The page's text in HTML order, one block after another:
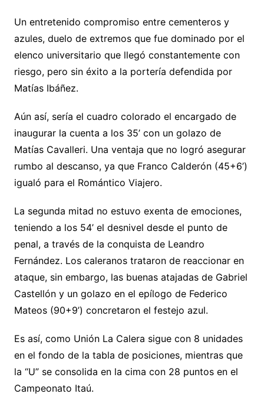
Un entretenido compromiso entre cementeros y
azules, duelo de extremos que fue dominado por el
elenco universitario que llegó constantemente con
riesgo, pero sin éxito a la portería defendida por
Matías Ibáñez.
Aún así, sería el cuadro colorado el encargado de
inaugurar la cuenta a los 35’ con un golazo de
Matías Cavalleri. Una ventaja que no logró asegurar
rumbo al descanso, ya que Franco Calderón (45+6’)
igualó para el Romántico Viajero.
La segunda mitad no estuvo exenta de emociones,
teniendo a los 54’ el desnivel desde el punto de
penal, a través de la conquista de Leandro
Fernández. Los caleranos trataron de reaccionar en
ataque, sin embargo, las buenas atajadas de Gabriel
Castellón y un golazo en el epílogo de Federico
Mateos (90+9’) concretaron el festejo azul.
Es así, como Unión La Calera sigue con 8 unidades
en el fondo de la tabla de posiciones, mientras que
la “U” se consolida en la cima con 28 puntos en el
Campeonato Itaú.